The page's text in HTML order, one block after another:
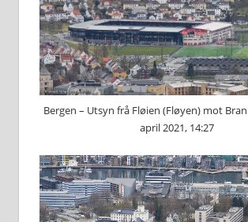
Bergen – Utsyn frå Fløien (Fløyen) mot
april 2021, 14:27